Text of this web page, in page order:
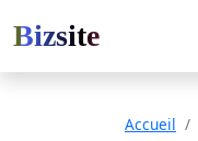
Bizsite
Accueil